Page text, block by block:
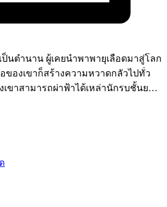
ป็นตำนาน ผู้เคยนำพาพายุเลือดมาสู่โลก
ของเขาก็สร้างความหวาดกลัวไปทั่ว
ขาสามารถผ่าฟ้าได้เหล่านักรบชั้นยอด
ครต้านทานเขาได้ ฝีมือการต่อสู้ที่หา
เขย่าโลกและกลายเป็นตำนาน แต่ใน
ดหวังของทุกคนและพบกับความตาย
ต่อสู้ก็สงบสุข และเรื่องราวของจอม
หายไปเป็นตำนานแต่โชคชะตาก็ไม่
รรย์ จอมเวทเทพจองชอนกลับมามีชีวิต